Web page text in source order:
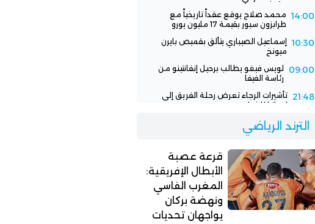
14:00 محمد صلاح يوقع عقداً تاريخياً مع
طرابزون سبور بقيمة 17 مليون يورو
10:30
إسماعيل الصيباري يتألق بقميص بايرن
ميونخ
09:00
لويس فيغو يطالب برحيل إنفانتينو من
رئاسة الفيفا
21:48
تأشيرات الرجاء تعرض رحلة الفريق إلى
إسبانيا للخطر
21:00
فيفا تنفي وعود إنفانتينو للمغرب
باستضافة نهائي مونديال 2030
16:30 الرجاء يطلب من لاعبيه البحث عن فرق
جديدة
الترند الرياضي
قرعة عصبة
الأبطال الإفريقية:
المغرب الفاسي
ونهضة بركان
يواجهان تحديات